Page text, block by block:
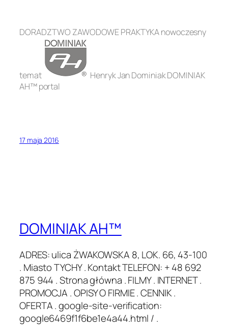
DORADZTWO ZAWODOWE PRAKTYKA nowoczesny
temat
Henryk Jan Dominiak DOMINIAK
AH™ portal
17 maja 2016
DOMINIAK AH™
ADRES: ulica ŻWAKOWSKA 8, LOK. 66, 43-100
. Miasto TYCHY . Kontakt TELEFON: + 48 692
875 944 . Strona główna . FILMY . INTERNET .
PROMOCJA . OPISY O FIRMIE . CENNIK .
OFERTA . google-site-verification:
google6469f1f6be1e4a44.html / .